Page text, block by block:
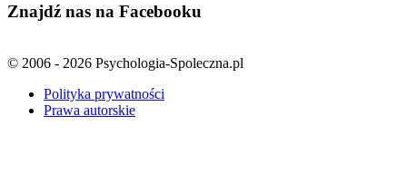
Znajdź nas na Facebooku
© 2006 - 2026 Psychologia-Spoleczna.pl
Polityka prywatności
Prawa autorskie